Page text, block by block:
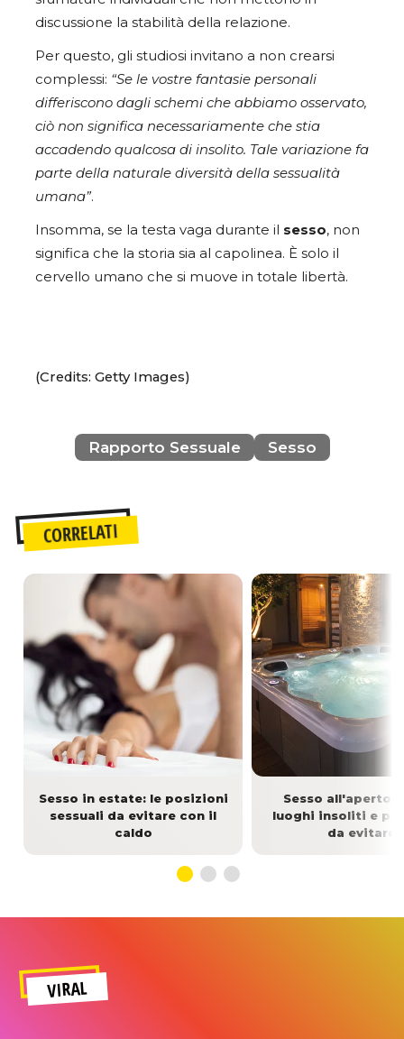
discussione la stabilità della relazione.
Per questo, gli studiosi invitano a non crearsi
complessi: “Se le vostre fantasie personali
differiscono dagli schemi che abbiamo osservato,
ciò non significa necessariamente che stia
accadendo qualcosa di insolito. Tale variazione fa
parte della naturale diversità della sessualità
umana”.
Insomma, se la testa vaga durante il sesso, non
significa che la storia sia al capolinea. È solo il
cervello umano che si muove in totale libertà.
(Credits: Getty Images)
Rapporto Sessuale Sesso
CORRELATI
Sesso in estate: le posizioni
sessuali da evitare con il
caldo
Sesso all'aperto:
luoghi insoliti e
da evitare
VIRAL